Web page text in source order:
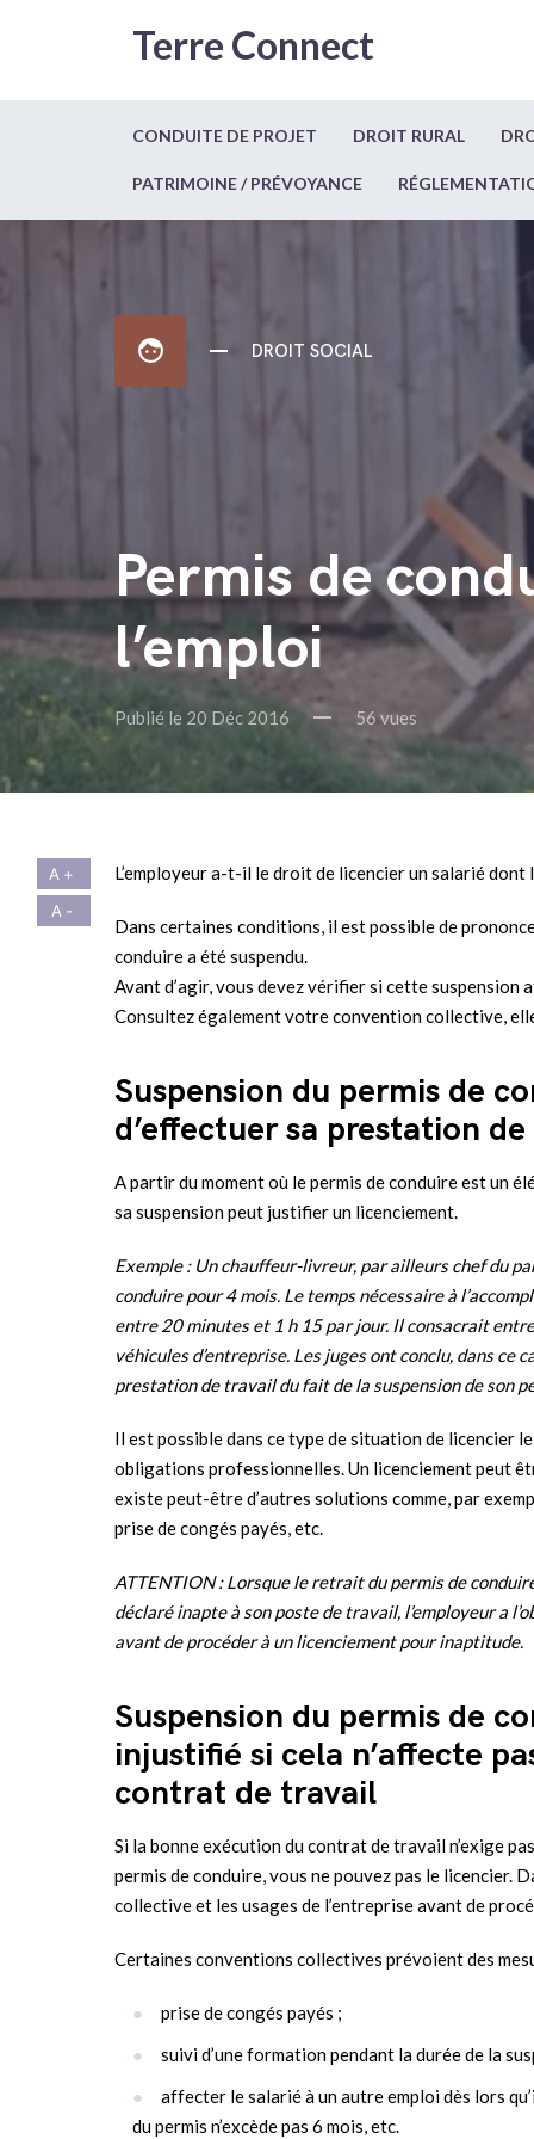
Terre Connect
CONDUITE DE PROJET DROIT RURAL
PATRIMOINE / PRÉVOYANCE
face DROIT SOCIAL
Permis de
l’emploi
Publié le 20 Déc 2016 56 vues
L’employeur a-t-il le droit de licencier un salarié dont
Dans certaines conditions, il est possible de
conduire a été suspendu.
Avant d’agir, vous devez vérifier si cette
Consultez également votre convention collective,
Suspension du permis de
d’effectuer sa prestation
A partir du moment où le permis de conduire est un
sa suspension peut justifier un licenciement.
Exemple : Un chauffeur-livreur, par ailleurs chef du
conduire pour 4 mois. Le temps nécessaire à
entre 20 minutes et 1 h 15 par jour. Il consacrait
véhicules d’entreprise. Les juges ont conclu, dans ce
prestation de travail du fait de la suspension de son
Il est possible dans ce type de situation de licencier
obligations professionnelles. Un licenciement peut
existe peut-être d’autres solutions comme, par
prise de congés payés, etc.
ATTENTION : Lorsque le retrait du permis de
déclaré inapte à son poste de travail, l’employeur a
avant de procéder à un licenciement pour inaptitude.
Suspension du permis de
injustifié si cela n’affecte
contrat de travail
Si la bonne exécution du contrat de travail n’exige
permis de conduire, vous ne pouvez pas le licencier.
collective et les usages de l’entreprise avant de
Certaines conventions collectives prévoient des
prise de congés payés ;
suivi d’une formation pendant la durée de la
affecter le salarié à un autre emploi dès lors
du permis n’excède pas 6 mois, etc.